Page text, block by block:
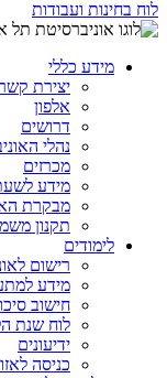
לוח בחינות ועבודות
מידע כללי
יצירת
אלפון
דרושים
נהלי
מכרזים
מידע
מבקרת
תקנון
לימודים
רישום
מידע
חישוב
לוח שנת
ידיעונים
כניסה